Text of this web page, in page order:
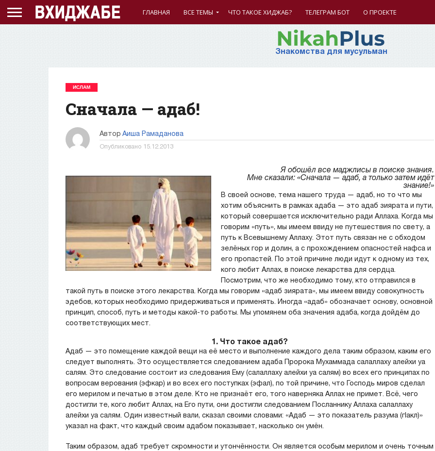
ГЛАВНАЯ ВСЕ ТЕМЫ ЧТО ТАКОЕ ХИДЖАБ? ТЕЛЕГРАМ БОТ О ПРОЕКТЕ
Знакомства для мусульман
ИСЛАМ
Сначала — адаб!
Автор Аиша Рамаданова
Опубликовано 15.12.2013
Я обошёл все маджлисы в поиске знания.
Мне сказали: «Сначала — адаб, а только затем идёт
знание!»
В своей основе, тема нашего труда — адаб, но то что мы
хотим объяснить в рамках адаба — это адаб зиярата и пути,
который совершается исключительно ради Аллаха. Когда мы
говорим «путь», мы имеем ввиду не путешествия по свету, а
путь к Всевышнему Аллаху. Этот путь связан не с обходом
зелёных гор и долин, а с прохождением опасностей нафса и
его пропастей. По этой причине люди идут к одному из тех,
кого любит Аллах, в поиске лекарства для сердца.
Посмотрим, что же необходимо тому, кто отправился в
такой путь в поиске этого лекарства. Когда мы говорим «адаб зиярата», мы имеем ввиду совокупность
эдебов, которых необходимо придерживаться и применять. Иногда «адаб» обозначает основу, основной
принцип, способ, путь и методы какой-то работы. Мы упомянем оба значения адаба, когда дойдём до
соответствующих мест.
1. Что такое адаб?
Адаб — это помещение каждой вещи на её место и выполнение каждого дела таким образом, каким его
следует выполнять. Это осуществляется следованием адаба Пророка Мухаммада салаллаху алейхи уа
салям. Это следование состоит из следования Ему (салаллаху алейхи уа салям) во всех его принципах по
вопросам верования (эфкар) и во всех его поступках (эфал), по той причине, что Господь миров сделал
его мерилом и печатью в этом деле. Кто не признаёт его, того наверняка Аллах не примет. Всё, чего
достигли те, кого любит Аллах, на Его пути, они достигли следованием Посланнику Аллаха салаллаху
алейхи уа салям. Один известный вали, сказал своими словами: «Адаб — это показатель разума (гIакл)»
указал на факт, что каждый своим адабом показывает, насколько он умён.
Таким образом, адаб требует скромности и утончённости. Он является особым мерилом и очень точным